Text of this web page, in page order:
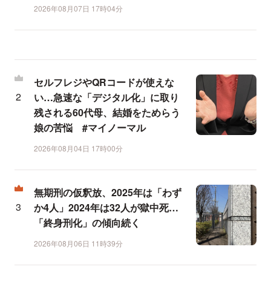
2026年08月07日 17時04分
セルフレジやQRコードが使えな
い…急速な「デジタル化」に取り
残される60代母、結婚をためらう
娘の苦悩 #マイノーマル
2026年08月04日 17時00分
無期刑の仮釈放、2025年は「わず
か4人」2024年は32人が獄中死…
「終身刑化」の傾向続く
2026年08月06日 11時39分